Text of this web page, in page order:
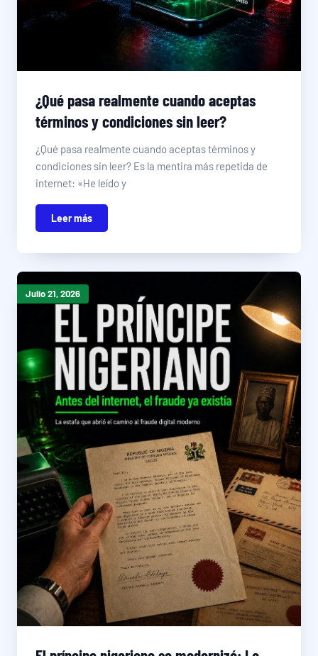
¿Qué pasa realmente cuando aceptas
términos y condiciones sin leer?
¿Qué pasa realmente cuando aceptas términos y
condiciones sin leer? Es la mentira más repetida de
internet: «He leído y
Leer más
Julio 21, 2026